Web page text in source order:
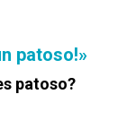
patoso!»
patoso?